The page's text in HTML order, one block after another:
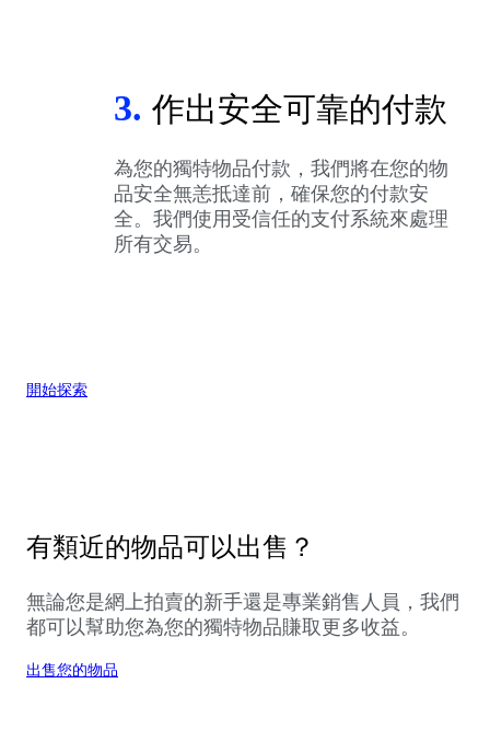
3. 作出安全可靠的付款
為您的獨特物品付款，我們將在您的物
品安全無恙抵達前，確保您的付款安
全。我們使用受信任的支付系統來處理
所有交易。
開始探索
有類近的物品可以出售？
無論您是網上拍賣的新手還是專業銷售人員，我們
都可以幫助您為您的獨特物品賺取更多收益。
出售您的物品